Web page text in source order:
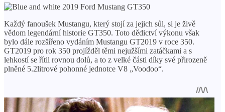
Každý fanoušek Mustangu, který stojí za jejich sůl, si je živě
vědom legendární historie GT350. Toto dědictví výkonu však
bylo dále rozšířeno vydáním Mustangu GT2019 v roce 350.
GT2019 pro rok 350 projížděl těmi nejužšími zatáčkami a s
lehkostí se řítil rovnou dolů, a to z velké části díky své přirozeně
plněné 5.2litrové pohonné jednotce V8 „Voodoo“.